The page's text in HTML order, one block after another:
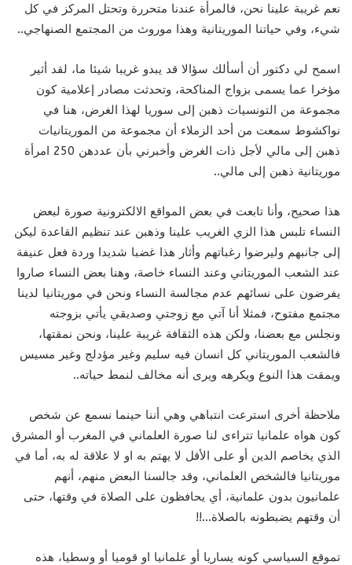
نعم غريبة علينا نحن، فالمرأة عندنا متحررة وتحتل المركز في كل
شيء، وفي حياتنا الموريتانية وهذا موروث من المجتمع الصنهاجي..
اسمح لي دكتور أن أسألك سؤالا قد يبدو غريبا شيئا ما، لقد أثير
مؤخرا عما يسمى بزواج المناكحة، وتحدثت مصادر إعلامية كون
مجموعة من التونسيات ذهبن إلى سوريا لهذا الغرض، هنا في
نواكشوط سمعت من أحد الزملاء أن مجموعة من الموريتانيات
ذهبن إلى مالي لأجل ذات الغرض وأخبرني بأن عددهن 250 امرأة
موريتانية ذهبن إلى مالي..
هذا صحيح، وأنا تابعت في بعض المواقع الالكترونية صورة لبعض
النساء تلبس هذا الزي الغريب علينا وذهبن عند تنظيم القاعدة ليكن
إلى جانبهم وليرضوا رغباتهم وأثار هذا غضبا شديدا وردة فعل عنيفة
عند الشعب الموريتاني وعند النساء خاصة، وهنا بعض النساء صاروا
يفرضون على نسائهم عدم مجالسة النساء ونحن في موريتانيا لدينا
مجتمع مفتوح، فمثلا أنا آتي مع زوجتي وصديقي يأتي بزوجته
ونجلس مع بعضنا، ولكن هذه الثقافة غريبة علينا، ونحن نمقتها،
فالشعب الموريتاني كل انسان فيه سليم وغير مؤدلج وغير مسيس
ويمقت هذا النوع ويكرهه ويرى أنه مخالف لنمط حياته..
ملاحظة أخرى استرعت انتباهي وهي أننا حينما نسمع عن شخص
كون هواه علمانيا تتراءى لنا صورة العلماني في المغرب أو المشرق
الذي يخاصم الدين أو على الأقل لا يهتم به او لا علاقة له به، أما في
موريتانيا فالشخص العلماني، وقد جالسنا البعض منهم، أنهم
علمانيون بدون علمانية، أي يحافظون على الصلاة في وقتها، حتى
أن وقتهم يضبطونه بالصلاة…!!
تموقع السياسي كونه يساريا أو علمانيا او قوميا أو وسطيا، هذه